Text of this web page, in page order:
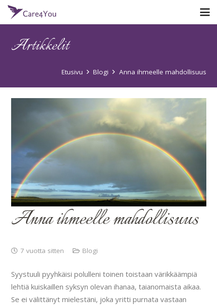
Artikkelit
Etusivu Blogi Anna ihmeelle mahdollisuus
Anna ihmeelle mahdollisuus
7 vuotta sitten Blogi
Syystuuli pyyhkäisi polulleni toinen toistaan värikkäämpiä
lehtiä kuiskaillen syksyn olevan ihanaa, taianomaista aikaa.
Se ei välittänyt mielestäni, joka yritti purnata vastaan